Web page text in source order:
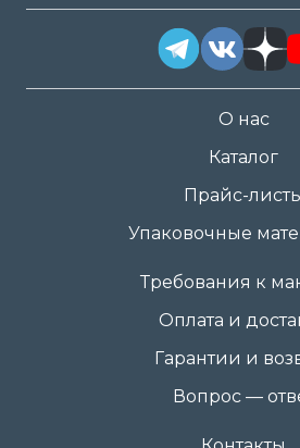
О нас
Каталог
Прайс-
Упаковочные
Требования к
Оплата и
Гарантии и
Вопрос —